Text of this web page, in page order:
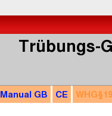
Trübungs-
Manual GB CE WHG§19